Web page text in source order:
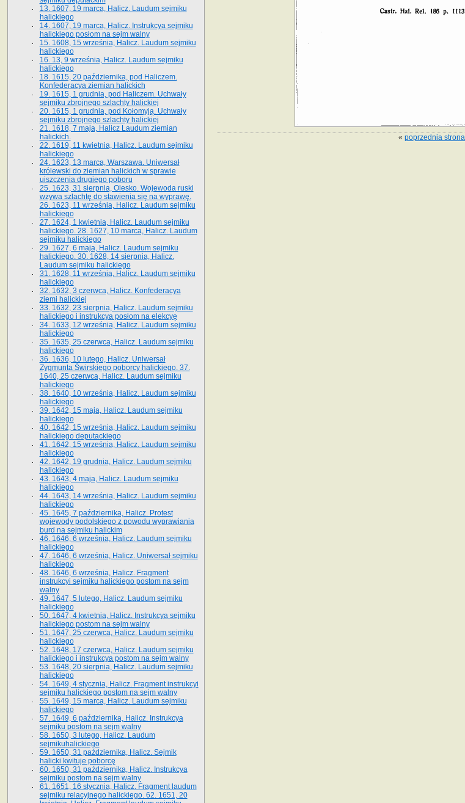
«poprzednia strona
13. 1607, 19 marca, Halicz. Laudum sejmiku
halickiego
14. 1607, 19 marca, Halicz. Instrukcya sejmiku
halickiego posłom na sejm walny
15. 1608, 15 września, Halicz. Laudum sejmiku
halickiego
16. 13, 9 września, Halicz. Laudum sejmiku
halickiego
18. 1615, 20 października, pod Haliczem.
Konfederacya ziemian halickich
19. 1615, 1 grudnia, pod Haliczem. Uchwały
sejmiku zbrojnego szlachty halickiej
20. 1615, 1 grudnia, pod Kołomyją. Uchwały
sejmiku zbrojnego szlachty halickiej
21. 1618, 7 maja, Halicz Laudum ziemian
halickich.
22. 1619, 11 kwietnia, Halicz. Laudum sejmiku
halickiego
24. 1623, 13 marca, Warszawa. Uniwersał
królewski do ziemian halickich w sprawie
uiszczenia drugiego poboru
25. 1623, 31 sierpnia, Olesko. Wojewoda ruski
wzywa szlachtę do stawienia się na wyprawę.
26. 1623, 11 września, Halicz. Laudum sejmiku
halickiego
27. 1624, 1 kwietnia, Halicz. Laudum sejmiku
halickiego. 28. 1627, 10 marca, Halicz. Laudum
sejmiku halickiego
29. 1627, 6 maja, Halicz. Laudum sejmiku
halickiego. 30. 1628, 14 sierpnia, Halicz.
Laudum sejmiku halickiego
31. 1628, 11 września, Halicz. Laudum sejmiku
halickiego
32. 1632, 3 czerwca, Halicz. Konfederacya
ziemi halickiej
33. 1632, 23 sierpnia, Halicz. Laudum sejmiku
halickiego i instrukcya posłom na elekcyę
34. 1633, 12 września, Halicz. Laudum sejmiku
halickiego
35. 1635, 25 czerwca, Halicz. Laudum sejmiku
halickiego
36. 1636, 10 lutego, Halicz. Uniwersał
Zygmunta Świrskiego poborcy halickiego. 37.
1640, 25 czerwca, Halicz. Laudum sejmiku
halickiego
38. 1640, 10 września, Halicz. Laudum sejmiku
halickiego
39. 1642, 15 maja, Halicz. Laudum sejmiku
halickiego
40. 1642, 15 września, Halicz. Laudum sejmiku
halickiego deputackiego
41. 1642, 15 września, Halicz. Laudum sejmiku
halickiego
42. 1642, 19 grudnia, Halicz. Laudum sejmiku
halickiego
43. 1643, 4 maja, Halicz. Laudum sejmiku
halickiego
44. 1643, 14 września, Halicz. Laudum sejmiku
halickiego
45. 1645, 7 października, Halicz. Protest
wojewody podolskiego z powodu wyprawiania
burd na sejmiku halickim
46. 1646, 6 września, Halicz. Laudum sejmiku
halickiego
47. 1646, 6 września, Halicz. Uniwersał sejmiku
halickiego
48. 1646, 6 września, Halicz. Fragment
instrukcyi sejmiku halickiego postom na sejm
walny
49. 1647, 5 lutego, Halicz. Laudum sejmiku
halickiego
50. 1647, 4 kwietnia, Halicz. Instrukcya sejmiku
halickiego postom na sejm walny
51. 1647, 25 czerwca, Halicz. Laudum sejmiku
halickiego
52. 1648, 17 czerwca, Halicz. Laudum sejmiku
halickiego i instrukcya postom na sejm walny
53. 1648, 20 sierpnia, Halicz. Laudum sejmiku
halickiego
54. 1649, 4 stycznia, Halicz. Fragment instrukcyi
sejmiku halickiego postom na sejm walny
55. 1649, 15 marca, Halicz. Laudum sejmiku
halickiego
57. 1649, 6 października, Halicz. Instrukcya
sejmiku postom na sejm walny
58. 1650, 3 lutego, Halicz. Laudum
sejmikuhalickiego
59. 1650, 31 października, Halicz. Sejmik
halicki kwituje poborcę
60. 1650, 31 października, Halicz. Instrukcya
sejmiku postom na sejm walny
61. 1651, 16 stycznia, Halicz. Fragment laudum
sejmiku relacyjnego halickiego. 62. 1651, 20